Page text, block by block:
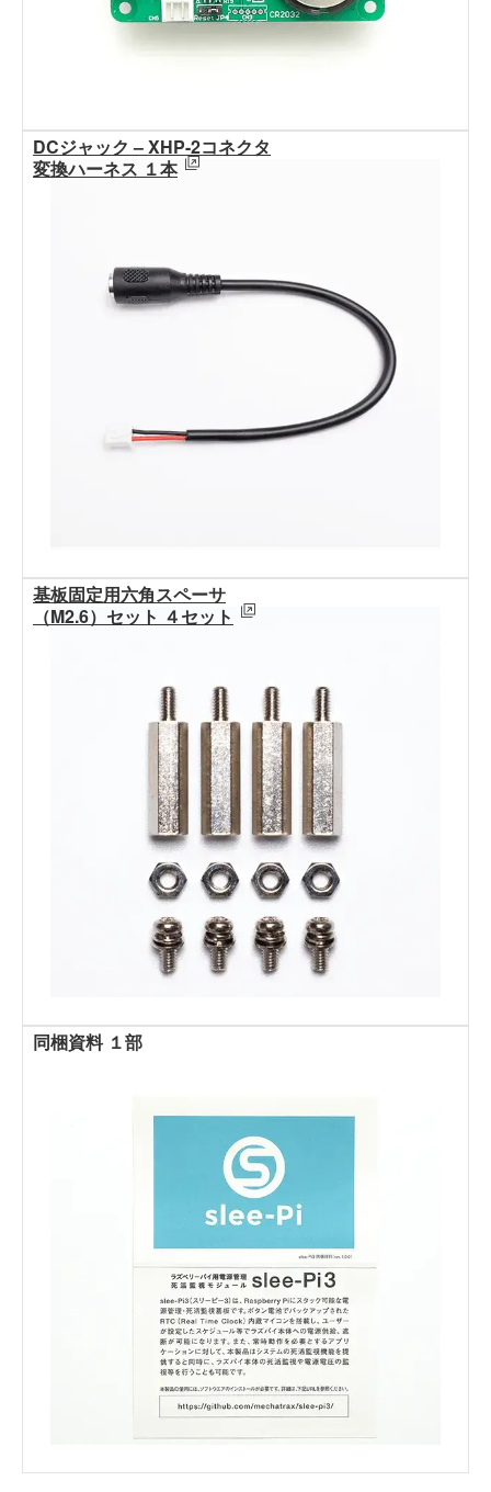
DCジャック – XHP-2コネクタ
変換ハーネス １本
基板固定用六角スペーサ
（M2.6）セット ４セット
同梱資料 １部